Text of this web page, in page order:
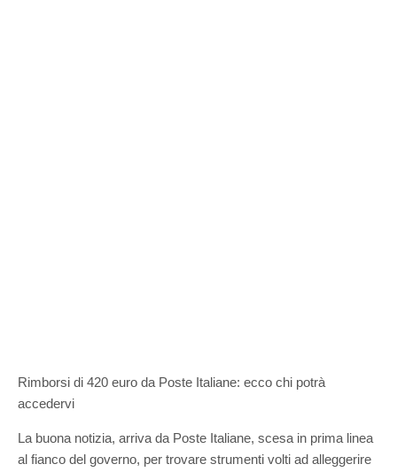
Rimborsi di 420 euro da Poste Italiane: ecco chi potrà
accedervi
La buona notizia, arriva da Poste Italiane, scesa in prima linea
al fianco del governo, per trovare strumenti volti ad alleggerire